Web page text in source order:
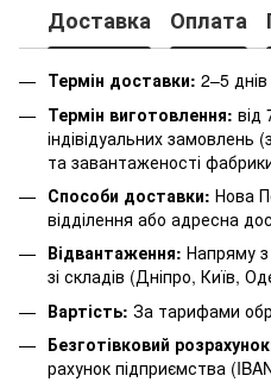
Доставка Оплата
Термін доставки: 2–5
Термін виготовлення: від
індівідуальних замовлень
та завантаженості
Способи доставки: Нова
відділення або адресна
Відвантаження: Напряму
зі складів (Дніпро, Київ,
Вартість: За тарифами
Безготівковий
рахунок підприємства